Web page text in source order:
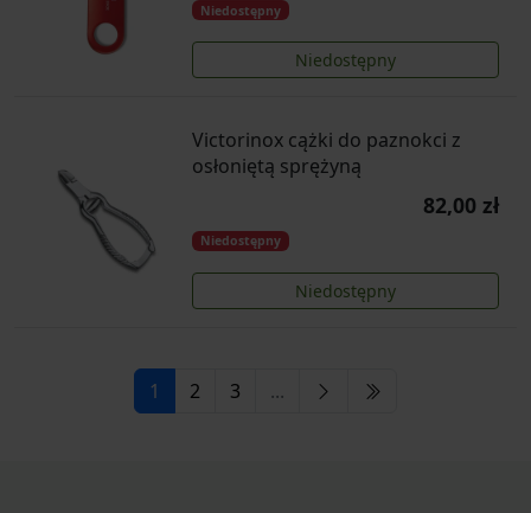
Niedostępny
Niedostępny
Victorinox cążki do paznokci z
osłoniętą sprężyną
82,00 zł
Niedostępny
Niedostępny
1 2 3 ...